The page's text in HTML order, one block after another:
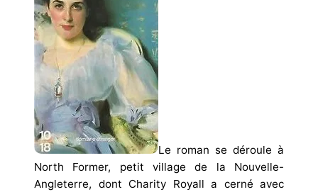
Le roman se déroule à
North Former, petit village de la Nouvelle-
Angleterre, dont Charity Royall a cerné avec